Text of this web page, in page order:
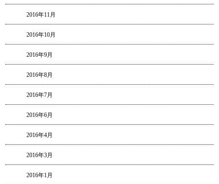
2016年11月
2016年10月
2016年9月
2016年8月
2016年7月
2016年6月
2016年4月
2016年3月
2016年1月